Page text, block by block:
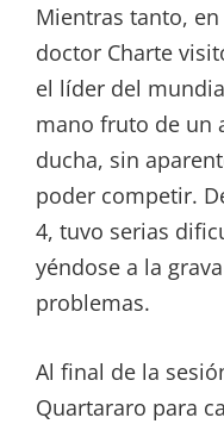
Mientras tanto,
doctor Charte
el líder del
mano fruto de un
ducha, sin
poder competir.
4, tuvo serias
yéndose a la
problemas.
Al final de la
Quartararo para